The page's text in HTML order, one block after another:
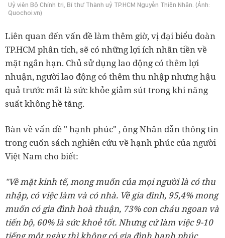
Uỷ viên Bộ Chính trị, Bí thư Thành uỷ TP.HCM Nguyễn Thiện Nhân. (Ảnh:
Quochoi.vn)
Liên quan đến vấn đề làm thêm giờ, vị đại biểu đoàn
TP.HCM phân tích, sẽ có những lợi ích nhãn tiền về
mặt ngắn hạn. Chủ sử dụng lao động có thêm lợi
nhuận, người lao động có thêm thu nhập nhưng hậu
quả trước mắt là sức khỏe giảm sút trong khi năng
suất không hề tăng.
Bàn về vấn đề " hạnh phúc" , ông Nhân dẫn thông tin
trong cuốn sách nghiên cứu về hạnh phúc của người
Việt Nam cho biết:
"Về mặt kinh tế, mong muốn của mọi người là có thu
nhập, có việc làm và có nhà. Về gia đình, 95,4% mong
muốn có gia đình hoà thuận, 73% con cháu ngoan và
tiến bộ, 60% là sức khoẻ tốt. Nhưng cứ làm việc 9-10
tiếng một ngày thì không có gia đình hạnh phúc